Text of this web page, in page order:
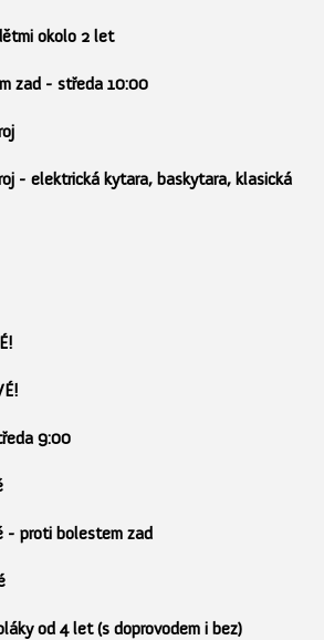
okolo 2 let
zad - středa 10:00
- elektrická kytara, baskytara, klasická
9:00
- proti bolestem zad
od 4 let (s doprovodem i bez)